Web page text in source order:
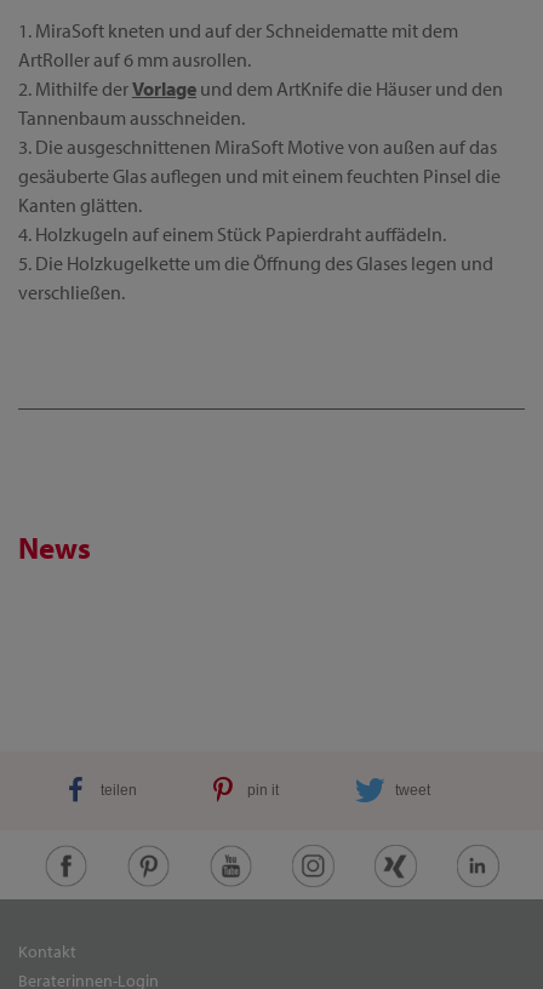
1. MiraSoft kneten und auf der Schneidematte mit dem
ArtRoller auf 6 mm ausrollen.
2. Mithilfe derVorlage und dem ArtKnife die Häuser und den
Tannenbaum ausschneiden.
3. Die ausgeschnittenen MiraSoft Motive von außen auf das
gesäuberte Glas auflegen und mit einem feuchten Pinsel die
Kanten glätten.
4. Holzkugeln auf einem Stück Papierdraht auffädeln.
5. Die Holzkugelkette um die Öffnung des Glases legen und
verschließen.
News
teilen pin it tweet
Kontakt
Beraterinnen-Login